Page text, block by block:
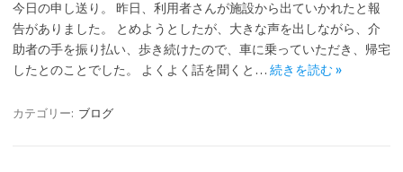
今日の申し送り。 昨日、利用者さんが施設から出ていかれたと報
告がありました。 とめようとしたが、大きな声を出しながら、介
助者の手を振り払い、歩き続けたので、車に乗っていただき、帰宅
したとのことでした。 よくよく話を聞くと… 続きを読む »
カテゴリー: ブログ